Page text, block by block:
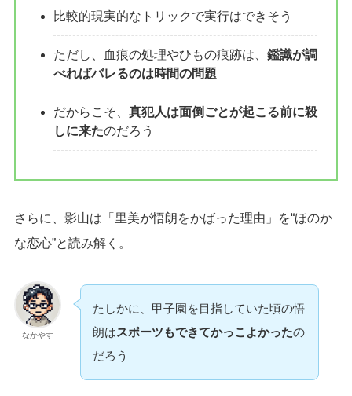
比較的現実的なトリックで実行はできそう
ただし、血痕の処理やひもの痕跡は、 鑑識が調
べればバレるのは時間の問題
だからこそ、 真犯人は面倒ごとが起こる前に殺
しに来たのだろう
さらに、影山は「里美が悟朗をかばった理由」を“ほのか
な恋心”と読み解く。
なかやす
たしかに、甲子園を目指していた頃の悟
朗はスポーツもできてかっこよかったの
だろう